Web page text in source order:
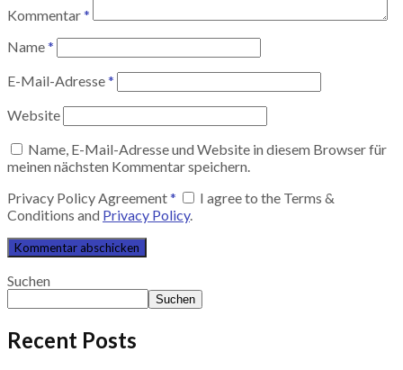
Kommentar*
Name*
E-Mail-Adresse*
Website
Name, E-Mail-Adresse und Website in diesem Browser für
meinen nächsten Kommentar speichern.
Privacy Policy Agreement*
I agree to the Terms &
Conditions and Privacy Policy.
Suchen
Suchen
Recent Posts